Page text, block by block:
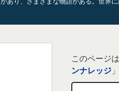
このページ
ンナレッジ